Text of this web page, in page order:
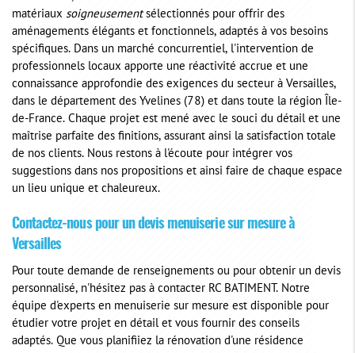
matériaux soigneusementsélectionnés pour offrir des
aménagements élégants et fonctionnels, adaptés à vos besoins
spécifiques. Dans un marché concurrentiel, l'intervention de
professionnels locaux apporte une réactivité accrue et une
connaissance approfondie des exigences du secteur à Versailles,
dans le département des Yvelines (78) et dans toute la région Île-
de-France. Chaque projet est mené avec le souci du détail et une
maîtrise parfaite des finitions, assurant ainsi la satisfaction totale
de nos clients. Nous restons à l'écoute pour intégrer vos
suggestions dans nos propositions et ainsi faire de chaque espace
un lieu unique et chaleureux.
Contactez-nous pour un devis menuiserie sur mesure à
Versailles
Pour toute demande de renseignements ou pour obtenir un devis
personnalisé, n'hésitez pas à contacter RC BATIMENT. Notre
équipe d'experts en menuiserie sur mesure est disponible pour
étudier votre projet en détail et vous fournir des conseils
adaptés. Que vous planifiiez la rénovation d'une résidence